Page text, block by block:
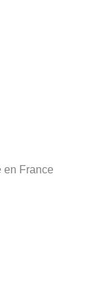
en France